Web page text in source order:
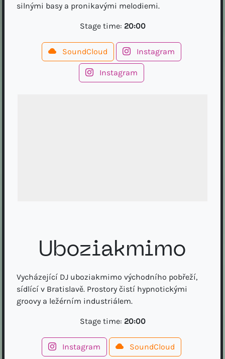
silnými basy a pronikavými melodiemi.
Stage time: 20:00
SoundCloud Instagram
Instagram
Uboziakmimo
Vycházející DJ uboziakmimo východního pobřeží,
sídlící v Bratislavě. Prostory čistí hypnotickými
groovy a ležérním industriálem.
Stage time: 20:00
Instagram SoundCloud